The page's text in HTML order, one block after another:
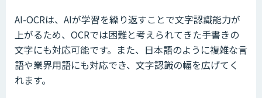
AI-OCRは、AIが学習を繰り返すことで文字認識能力が
上がるため、OCRでは困難と考えられてきた手書きの
文字にも対応可能です。また、日本語のように複雑な言
語や業界用語にも対応でき、文字認識の幅を広げてく
れます。